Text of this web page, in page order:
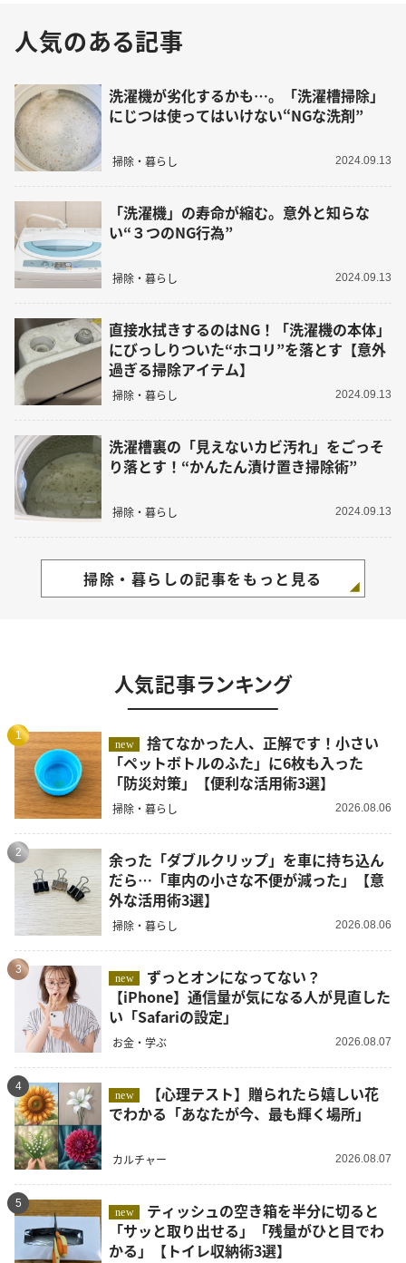
人気のある記事
洗濯機が劣化するかも…。「洗濯槽掃除」
にじつは使ってはいけない“NGな洗剤”
掃除・暮らし 2024.09.13
「洗濯機」の寿命が縮む。意外と知らな
い“３つのNG行為”
掃除・暮らし 2024.09.13
直接水拭きするのはNG！「洗濯機の本体」
にびっしりついた“ホコリ”を落とす【意外
過ぎる掃除アイテム】
掃除・暮らし 2024.09.13
洗濯槽裏の「見えないカビ汚れ」をごっそ
り落とす！“かんたん漬け置き掃除術”
掃除・暮らし 2024.09.13
掃除・暮らしの記事をもっと見る
人気記事ランキング
1
new
捨てなかった人、正解です！小さい
「ペットボトルのふた」に6枚も入った
「防災対策」【便利な活用術3選】
掃除・暮らし 2026.08.06
2
余った「ダブルクリップ」を車に持ち込ん
だら…「車内の小さな不便が減った」【意
外な活用術3選】
掃除・暮らし 2026.08.06
3
new
【iPhone】通信量が気になる人が見直した
い「Safariの設定」
お金・学ぶ 2026.08.07
4
new
でわかる「あなたが今、最も輝く場所」
カルチャー 2026.08.07
5
new
「サッと取り出せる」「残量がひと目でわ
かる」【トイレ収納術3選】